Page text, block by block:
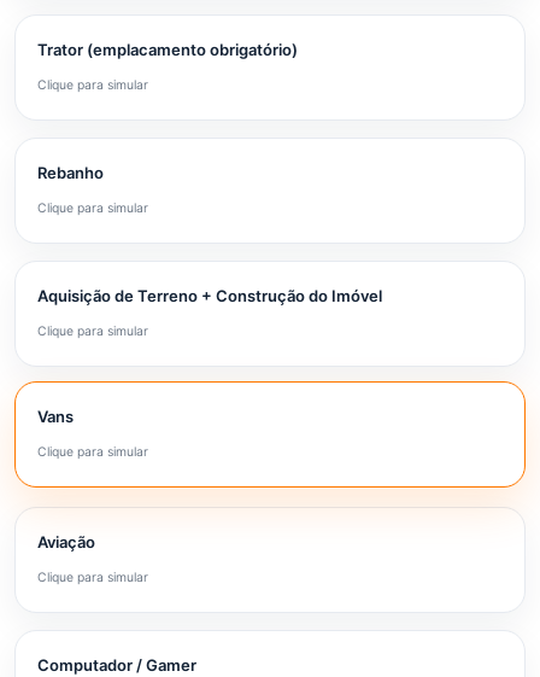
Trator (emplacamento obrigatório)
Clique para simular
Rebanho
Clique para simular
Aquisição de Terreno + Construção do Imóvel
Clique para simular
Vans
Clique para simular
Aviação
Clique para simular
Computador / Gamer